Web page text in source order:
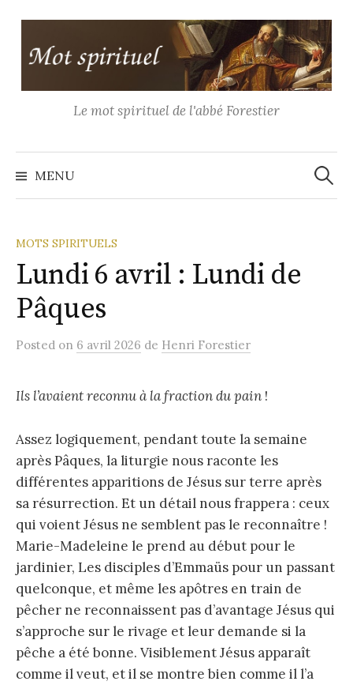
contenu
Le mot spirituel de l'abbé Forestier
MENU
MOTS SPIRITUELS
Lundi 6 avril : Lundi de
Pâques
Posted on 6 avril 2026 de Henri Forestier
Ils l’avaient reconnu à la fraction du pain !
Assez logiquement, pendant toute la semaine
après Pâques, la liturgie nous raconte les
différentes apparitions de Jésus sur terre après
sa résurrection. Et un détail nous frappera : ceux
qui voient Jésus ne semblent pas le reconnaître !
Marie-Madeleine le prend au début pour le
jardinier, Les disciples d’Emmaüs pour un passant
quelconque, et même les apôtres en train de
pêcher ne reconnaissent pas d’avantage Jésus qui
s’approche sur le rivage et leur demande si la
pêche a été bonne. Visiblement Jésus apparaît
comme il veut, et il se montre bien comme il l’a